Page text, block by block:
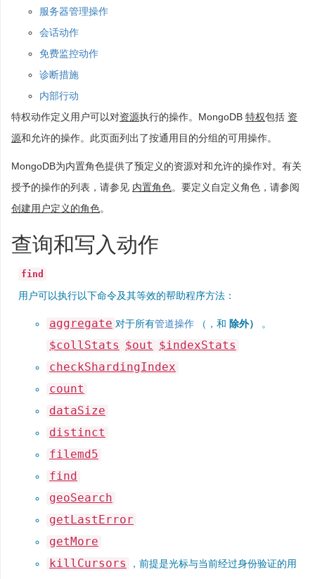
服务器管理操作
会话动作
免费监控动作
诊断措施
内部行动
特权动作定义用户可以对资源执行的操作。MongoDB 特权包括 资
源和允许的操作。此页面列出了按通用目的分组的可用操作。
MongoDB为内置角色提供了预定义的资源对和允许的操作对。有关
授予的操作的列表，请参见 内置角色。要定义自定义角色，请参阅
创建用户定义的角色。
查询和写入动作
find
用户可以执行以下命令及其等效的帮助程序方法：
aggregate 对于所有管道操作 （，和 除外） 。
$collStats $out $indexStats
checkShardingIndex
count
dataSize
distinct
filemd5
find
geoSearch
getLastError
getMore
killCursors
，前提是光标与当前经过身份验证的用